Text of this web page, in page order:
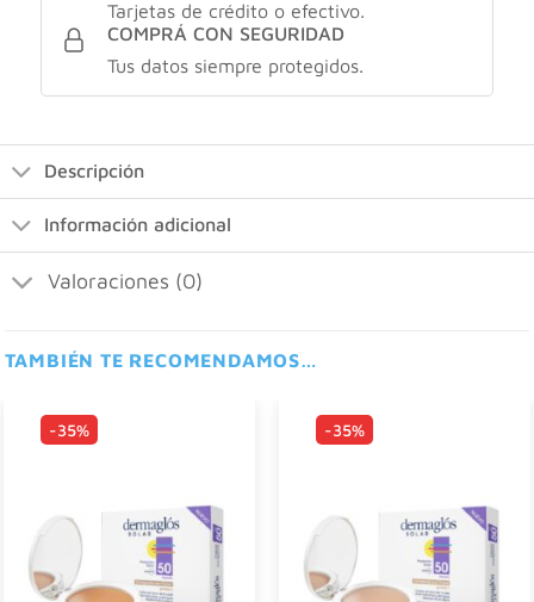
Tarjetas de crédito o efectivo.
COMPRÁ CON SEGURIDAD
Tus datos siempre protegidos.
Descripción
Información adicional
Valoraciones (0)
TAMBIÉN TE RECOMENDAMOS…
-35% -35%